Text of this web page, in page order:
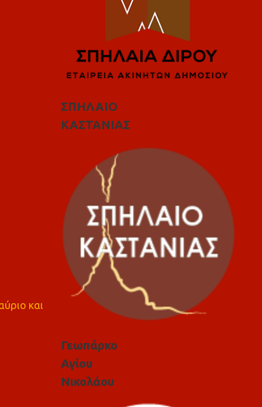
και
ΣΠΗΛΑΙΟ
ΚΑΣΤΑΝΙΑΣ
Γεωπάρκο
Αγίου
Νικολάου